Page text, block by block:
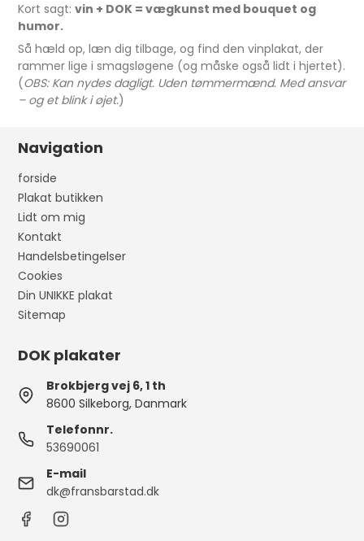
Kort sagt:vin + DOK = vægkunst med bouquet og
humor.
Så hæld op, læn dig tilbage, og find den vinplakat, der
rammer lige i smagsløgene (og måske også lidt i hjertet).
(OBS: Kan nydes dagligt. Uden tømmermænd. Med ansvar
– og et blink i øjet.)
Navigation
forside
Plakat butikken
Lidt om mig
Kontakt
Handelsbetingelser
Cookies
Din UNIKKE plakat
Sitemap
DOK plakater
Brokbjerg vej 6, 1 th
8600 Silkeborg, Danmark
Telefonnr.
53690061
E-mail
dk@fransbarstad.dk